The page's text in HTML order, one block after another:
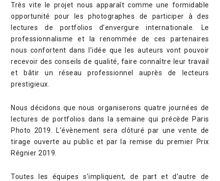
Très vite le projet nous apparaît comme une formidable
opportunité pour les photographes de participer à des
lectures de portfolios d’envergure internationale. Le
professionnalisme et la renommée de ces partenaires
nous confortent dans l’idée que les auteurs vont pouvoir
recevoir des conseils de qualité, faire connaître leur travail
et bâtir un réseau professionnel auprès de lecteurs
prestigieux.
Nous décidons que nous organiserons quatre journées de
lectures de portfolios dans la semaine qui précède Paris
Photo 2019. L’évènement sera clôturé par une vente de
tirage ouverte au public et par la remise du premier Prix
Régnier 2019.
Toutes les équipes s’impliquent, de part et d’autre de